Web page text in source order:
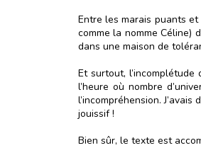
Entre les marais puants
comme la nomme
dans une maison de
Et surtout,
l’heure où nombre
l’incompréhension.
jouissif !
Bien sûr, le texte est